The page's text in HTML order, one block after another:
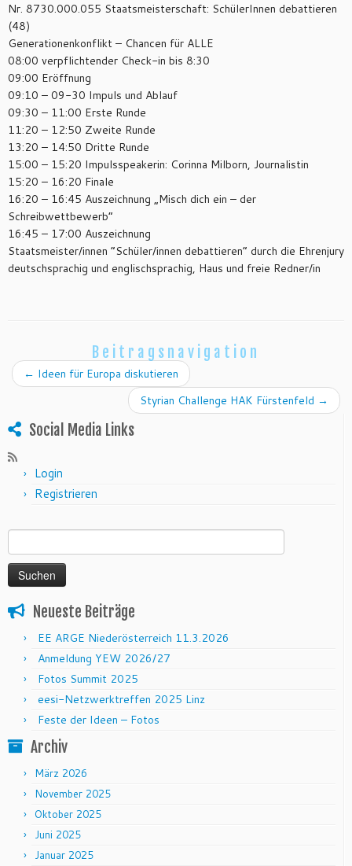
Nr. 8730.000.055 Staatsmeisterschaft: SchülerInnen debattieren
(48)
Generationenkonflikt – Chancen für ALLE
08:00 verpflichtender Check-in bis 8:30
09:00 Eröffnung
09:10 – 09-30 Impuls und Ablauf
09:30 – 11:00 Erste Runde
11:20 – 12:50 Zweite Runde
13:20 – 14:50 Dritte Runde
15:00 – 15:20 Impulsspeakerin: Corinna Milborn, Journalistin
15:20 – 16:20 Finale
16:20 – 16:45 Auszeichnung „Misch dich ein – der
Schreibwettbewerb“
16:45 – 17:00 Auszeichnung
Staatsmeister/innen “Schüler/innen debattieren“ durch die Ehrenjury
deutschsprachig und englischsprachig, Haus und freie Redner/in
Beitragsnavigation
← Ideen für Europa diskutieren
Styrian Challenge HAK Fürstenfeld →
Social Media Links
Login
Registrieren
Neueste Beiträge
EE ARGE Niederösterreich 11.3.2026
Anmeldung YEW 2026/27
Fotos Summit 2025
eesi-Netzwerktreffen 2025 Linz
Feste der Ideen – Fotos
Archiv
März 2026
November 2025
Oktober 2025
Juni 2025
Januar 2025